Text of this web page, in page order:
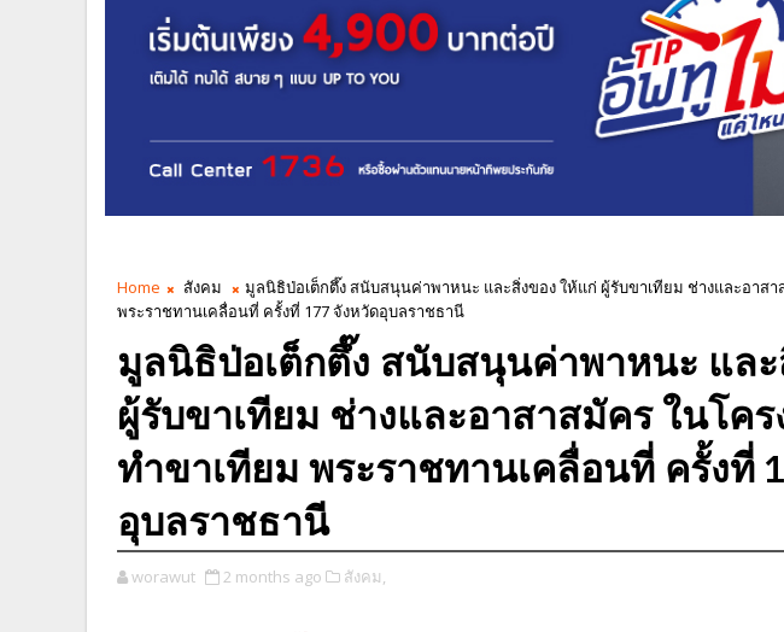
Home สังคม
มูลนิธิป่อเต็กตึ๊ง สนับสนุนค่าพาหนะ และสิ่งของ ให้แก่ ผู้รับขาเทียม ช่างและอาส
พระราชทานเคลื่อนที่ ครั้งที่ 177 จังหวัดอุบลราชธานี
มูลนิธิป่อเต็กตึ๊ง สนับสนุนค่าพาหนะ แล
ผู้รับขาเทียม ช่างและอาสาสมัคร ในโค
ทำขาเทียม พระราชทานเคลื่อนที่ ครั้งที่
อุบลราชธานี
worawut 2 months ago สังคม,